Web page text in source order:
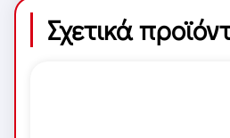
Σχετικά